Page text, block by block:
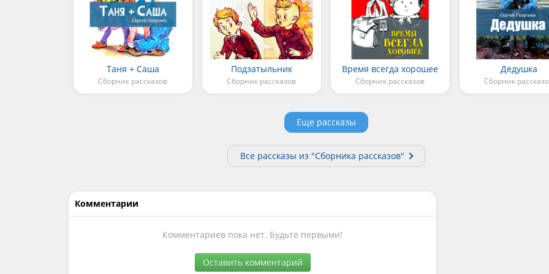
Таня + Саша
Сборник рассказов
Подзатыльник
Сборник рассказов
Время всегда хорошее
Сборник рассказов
Дедушка
Сборник
Еще рассказы
Все рассказы из "Сборника рассказов"
Комментарии
Комментариев пока нет. Будьте первыми!
Оставить комментарий